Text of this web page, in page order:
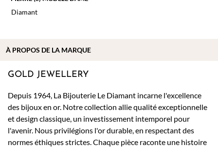
Diamant
GOLD JEWELLERY
Depuis 1964, La Bijouterie Le Diamant incarne l'excellence
des bijoux en or. Notre collection allie qualité exceptionnelle
et design classique, un investissement intemporel pour
l'avenir. Nous privilégions l'or durable, en respectant des
normes éthiques strictes. Chaque pièce raconte une histoire
À PROPOS DE LA MARQUE